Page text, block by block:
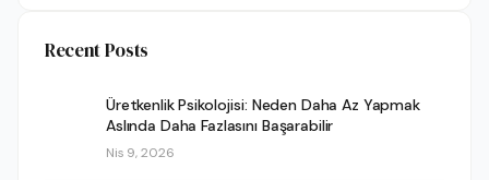
Recent Posts
Üretkenlik Psikolojisi: Neden Daha Az Yapmak
Aslında Daha Fazlasını Başarabilir
Nis 9, 2026